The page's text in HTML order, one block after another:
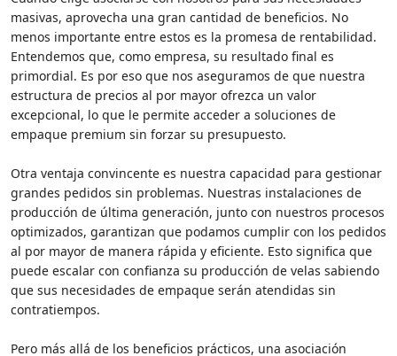
masivas, aprovecha una gran cantidad de beneficios. No
menos importante entre estos es la promesa de rentabilidad.
Entendemos que, como empresa, su resultado final es
primordial. Es por eso que nos aseguramos de que nuestra
estructura de precios al por mayor ofrezca un valor
excepcional, lo que le permite acceder a soluciones de
empaque premium sin forzar su presupuesto.
Otra ventaja convincente es nuestra capacidad para gestionar
grandes pedidos sin problemas. Nuestras instalaciones de
producción de última generación, junto con nuestros procesos
optimizados, garantizan que podamos cumplir con los pedidos
al por mayor de manera rápida y eficiente. Esto significa que
puede escalar con confianza su producción de velas sabiendo
que sus necesidades de empaque serán atendidas sin
contratiempos.
Pero más allá de los beneficios prácticos, una asociación